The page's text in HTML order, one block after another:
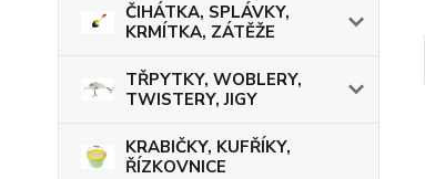
ČIHÁTKA, SPLÁVKY,
KRMÍTKA, ZÁTĚŽE
TŘPYTKY, WOBLERY,
TWISTERY, JIGY
KRABIČKY, KUFŘÍKY,
ŘÍZKOVNICE